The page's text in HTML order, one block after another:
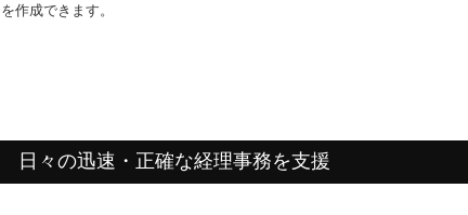
を作成できます。
日々の迅速・正確な経理事務を支援